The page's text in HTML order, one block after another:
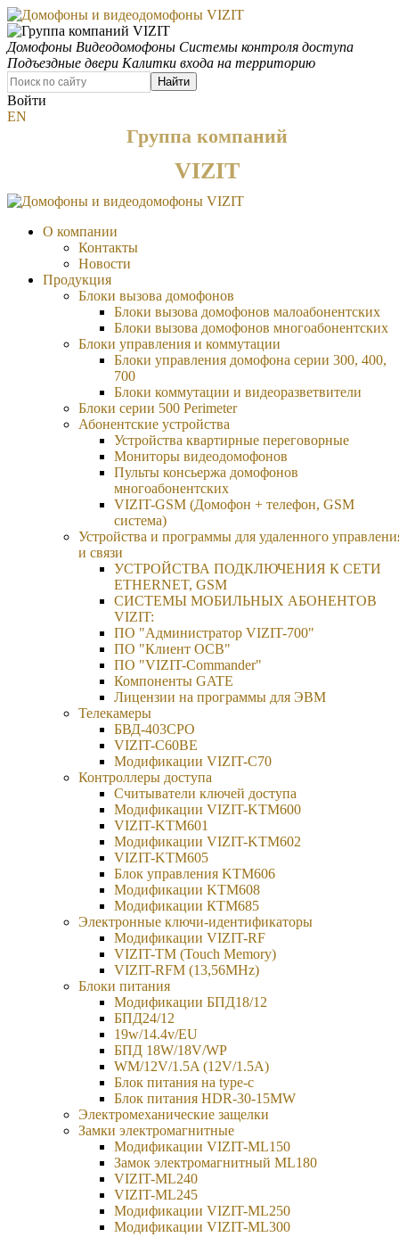
Домофоны Видеодомофоны Системы контроля доступа
Подъездные двери Калитки входа на территорию
Найти
Войти
EN
Группа компаний
VIZIT
О компании
Контакты
Новости
Продукция
Блоки вызова домофонов
Блоки вызова домофонов малоабонентских
Блоки вызова домофонов многоабонентских
Блоки управления и коммутации
Блоки управления домофона серии 300, 400,
700
Блоки коммутации и видеоразветвители
Блоки серии 500 Perimeter
Абонентские устройства
Устройства квартирные переговорные
Мониторы видеодомофонов
Пульты консьержа домофонов
многоабонентских
VIZIT-GSM (Домофон + телефон, GSM
система)
Устройства и программы для удаленного
и связи
УСТРОЙСТВА ПОДКЛЮЧЕНИЯ К СЕТИ
ETHERNET, GSM
CИСТЕМЫ МОБИЛЬНЫХ АБОНЕНТОВ
VIZIT:
ПО "Администратор VIZIT-700"
ПО "Клиент ОСВ"
ПО "VIZIT-Commander"
Компоненты GATE
Лицензии на программы для ЭВМ
Телекамеры
БВД-403СРО
VIZIT-С60BE
Модификации VIZIT-C70
Контроллеры доступа
Считыватели ключей доступа
Модификации VIZIT-KTM600
VIZIT-KTM601
Модификации VIZIT-KTM602
VIZIT-KTM605
Блок управления KTM606
Модификации KTM608
Модификации КТМ685
Электронные ключи-идентификаторы
Модификации VIZIT-RF
VIZIT-TM (Touch Memory)
VIZIT-RFM (13,56MHz)
Блоки питания
Модификации БПД18/12
БПД24/12
19w/14.4v/EU
БПД 18W/18V/WP
WM/12V/1.5A (12V/1.5A)
Блок питания на type-c
Блок питания HDR-30-15MW
Электромеханические защелки
Замки электромагнитные
Модификации VIZIT-ML150
Замок электромагнитный ML180
VIZIT-ML240
VIZIT-ML245
Модификации VIZIT-ML250
Модификации VIZIT-ML300